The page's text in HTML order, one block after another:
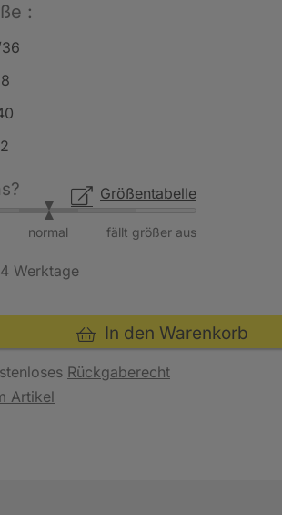
:
Größentabelle
fällt größer aus
normal
Werktage
In den Warenkorb
Rückgaberecht
Artikel